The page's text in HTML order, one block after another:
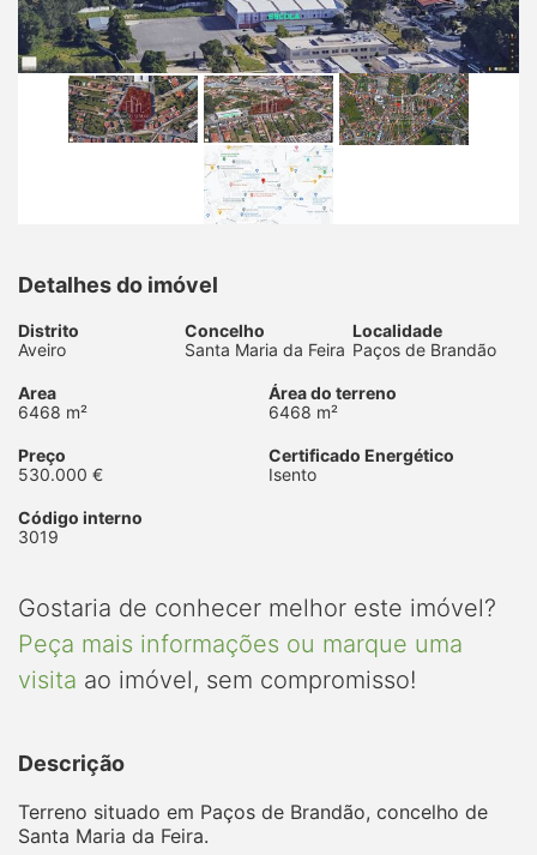
Detalhes do imóvel
Distrito
Aveiro
Concelho
Santa Maria da Feira
Localidade
Paços de Brandão
Area
6468 m²
Área do terreno
6468 m²
Preço
530.000 €
Certificado Energético
Isento
Código interno
3019
Gostaria de conhecer melhor este imóvel?
Peça mais informações ou marque uma
visita ao imóvel, sem compromisso!
Descrição
Terreno situado em Paços de Brandão, concelho de
Santa Maria da Feira.